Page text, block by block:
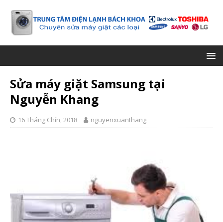
Sửa máy giặt Samsung tại
Nguyễn Khang
16 Tháng Chín, 2018 nguyenxuanthang